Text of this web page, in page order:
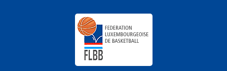
Vainqueur Coupe des Filles Scolaires
Champion des Filles Scolaires